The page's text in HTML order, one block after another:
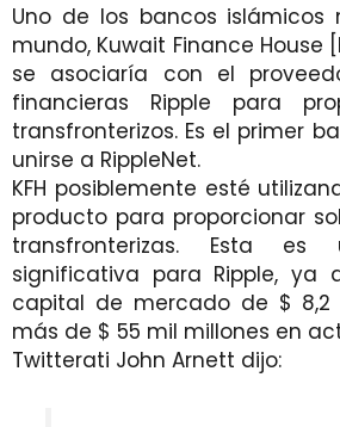
Uno de los bancos islámicos
mundo, Kuwait Finance House
se asociaría con el
financieras Ripple para
transfronterizos. Es el primer
unirse a RippleNet.
KFH posiblemente esté
producto para proporcionar
transfronterizas. Esta es
significativa para Ripple, ya
capital de mercado de $ 8,2
más de $ 55 mil millones en
Twitterati John Arnett dijo: